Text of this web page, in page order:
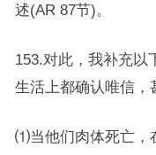
述(AR 87节)。
153.对此，我补充以
生活上都确认唯信，
⑴当他们肉体死亡，